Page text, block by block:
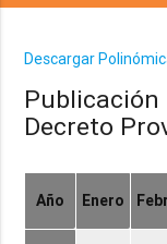
Descargar
Publicación
Decreto
Año Enero